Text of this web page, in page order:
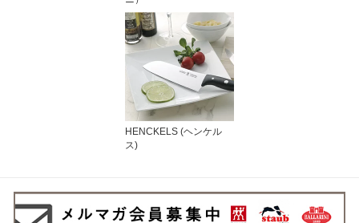
HENCKELS (ヘンケル
ス)